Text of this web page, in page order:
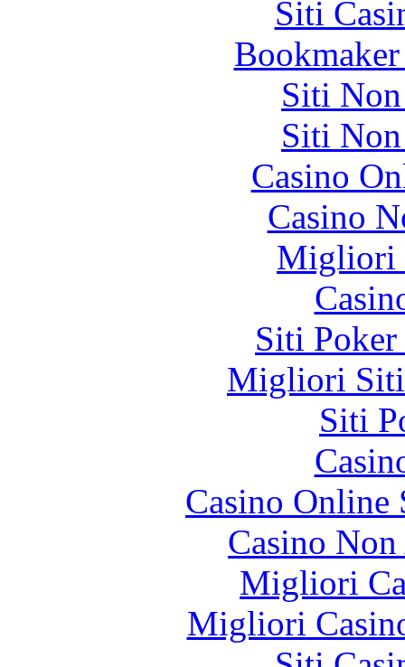
Siti
Siti
Siti
Casino
Casino
Migliori
Siti
Migliori Siti
Siti
Casino
Casino
Migliori
Migliori